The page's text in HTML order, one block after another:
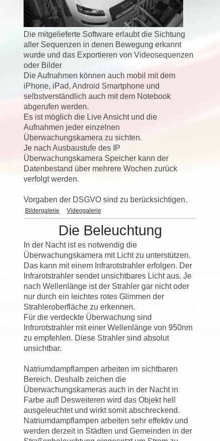
Die mitgelieferte Software erlaubt die Sichtung
aller Sequenzen in denen Bewegung erkannt
wurde und das Exportieren von Videosequenzen
oder Bilder
Die Aufnahmen können auch mobil mit dem
iPhone, iPad, Android Smartphone und
selbstverständlich auch mit dem Notebook
abgerufen werden.
Es ist möglich die Live Ansicht und die
Aufnahmen jeder einzelnen
Überwachungskamera zu sichten.
Je nach Ausbaustufe des IP
Überwachungskamera Speicher kann der
Datenbestand über mehrere Wochen zurück
verfolgt werden.
Vorgaben der DSGVO sind zu berücksichtigen.
Bildergalerie Videogalerie
Die Beleuchtung
In der Nacht ist es notwendig die
Überwachungskamera mit Licht zu unterstützen.
Das kann mit einem Infrarotstrahler erfolgen. Der
Infrarotstrahler sendet unsichtbares Licht aus. Je
nach Wellenlänge ist der Strahler gar nicht oder
nur durch ein leichtes rotes Glimmen der
Strahleroberfläche zu erkennen.
Für die verdeckte Überwachung sind
Infrorotstrahler mit einer Wellenlänge von 950nm
zu empfehlen. Diese Strahler sind absolut
unsichtbar.
Natriumdampflampen arbeiten im sichtbaren
Bereich. Deshalb zeichen die
Überwachungskameras auch in der Nacht in
Farbe auf! Desweiteren wird das Objekt hell
ausgeleuchtet und wirkt somit abschreckend.
Natriumdampflampen arbeiten sehr effektiv und
werden derzeit in Städten und Gemeinden in der